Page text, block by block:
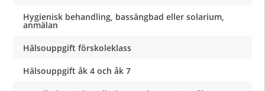
Hygienisk behandling, bassängbad eller solarium,
anmälan
Hälsouppgift förskoleklass
Hälsouppgift åk 4 och åk 7